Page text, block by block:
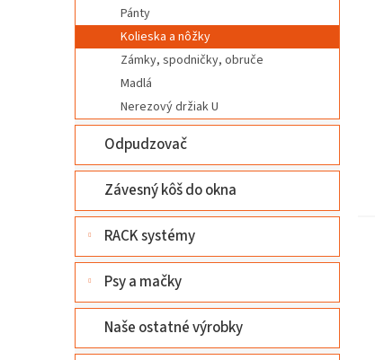
Pánty
Kolieska a nôžky
Zámky, spodničky, obruče
Madlá
Nerezový držiak U
Odpudzovač
Závesný kôš do okna
RACK systémy
Psy a mačky
Naše ostatné výrobky